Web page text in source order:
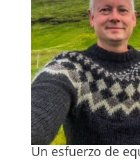
Un esfuerzo de